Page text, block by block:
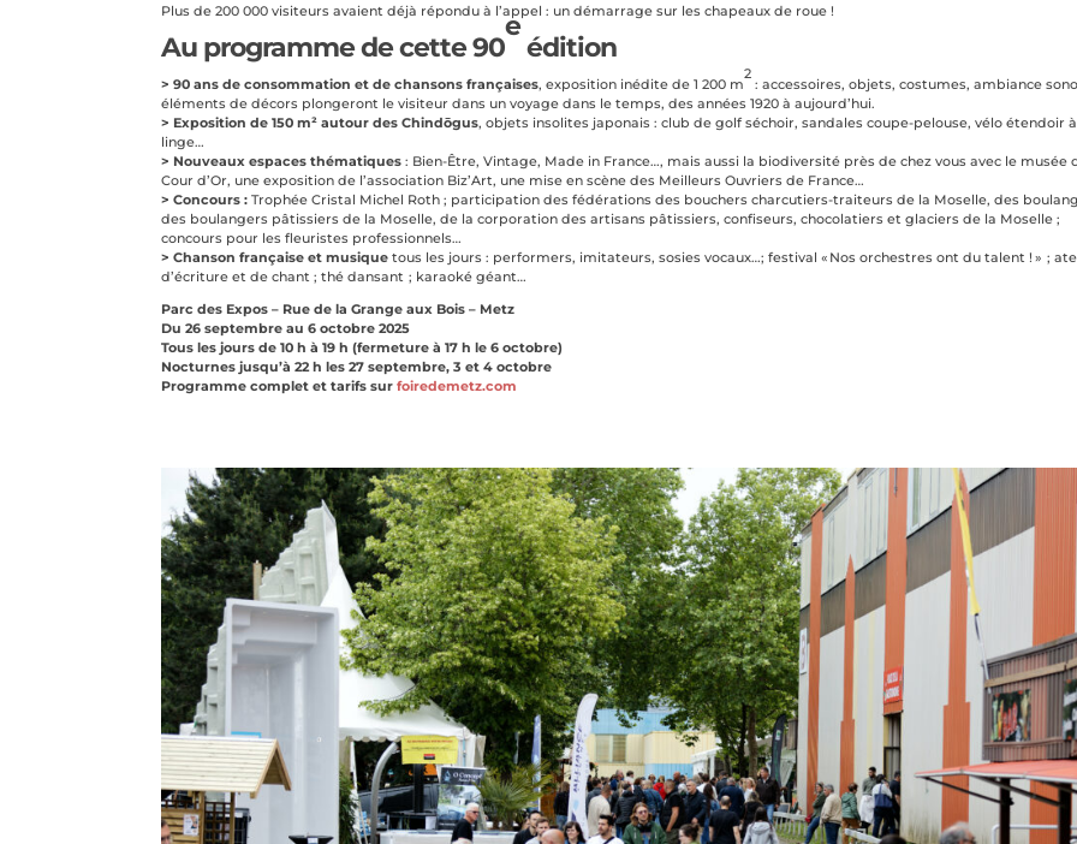
Plus de 200 000 visiteurs avaient déjà répondu à l’appel : un démarrage sur les chapeaux de roue !
Au programme de cette 90
e
édition
> 90 ans de consommation et de chansons françaises, exposition inédite de 1 200 m
2
: accessoires, objets, costumes, ambiance
éléments de décors plongeront le visiteur dans un voyage dans le temps, des années 1920 à aujourd’hui.
> Exposition de 150 m² autour des Chindōgus, objets insolites japonais : club de golf séchoir, sandales coupe-pelouse, vélo étendoir à
linge…
> Nouveaux espaces thématiques: Bien-Être, Vintage, Made in France…, mais aussi la biodiversité près de chez vous avec le musée
Cour d’Or, une exposition de l’association Biz’Art, une mise en scène des Meilleurs Ouvriers de France…
> Concours : Trophée Cristal Michel Roth ; participation des fédérations des bouchers charcutiers-traiteurs de la Moselle, des
des boulangers pâtissiers de la Moselle, de la corporation des artisans pâtissiers, confiseurs, chocolatiers et glaciers de la Moselle ;
concours pour les fleuristes professionnels…
> Chanson française et musiquetous les jours : performers, imitateurs, sosies vocaux…; festival « Nos orchestres ont du talent ! » ;
d’écriture et de chant ; thé dansant ; karaoké géant…
Parc des Expos – Rue de la Grange aux Bois – Metz
Du 26 septembre au 6 octobre 2025
Tous les jours de 10 h à 19 h (fermeture à 17 h le 6 octobre)
Nocturnes jusqu’à 22 h les 27 septembre, 3 et 4 octobre
Programme complet et tarifs surfoiredemetz.com